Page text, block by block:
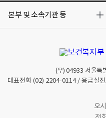
본부 및 소속기관 등
기
(우)04933 서울특
대표전화 (02) 2204-0114/ 응급실진
오